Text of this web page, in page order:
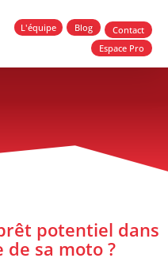
L'équipe Blog
Contact
Espace Pro
potentiel dans
de sa moto ?